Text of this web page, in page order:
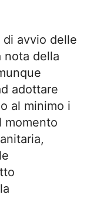
di avvio delle
nota della
adottare
al minimo i
momento